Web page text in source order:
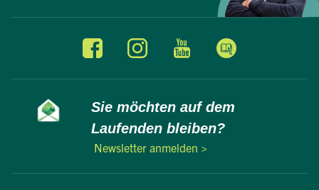
Sie möchten auf dem
Laufenden bleiben?
Newsletter anmelden >